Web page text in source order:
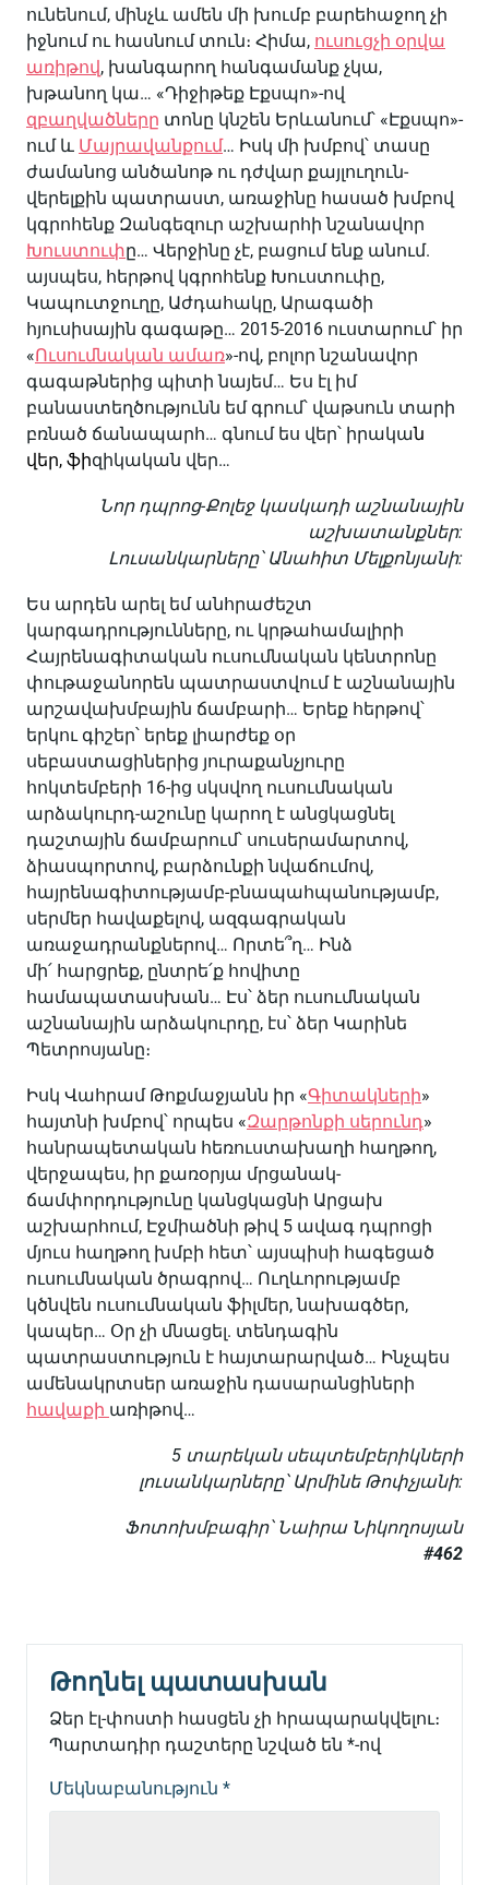
ունենում, մինչև ամեն մի խումբ բարեհաջող չի
իջնում ու հասնում տուն։ Հիմա, ուսուցչի օրվա
առիթով, խանգարող հանգամանք չկա,
խթանող կա… «Դիջիթեք Էքսպո»-ով
զբաղվածները տոնը կնշեն Երևանում՝ «Էքսպո»-
ում և Մայրավանքում… Իսկ մի խմբով՝ տասը
ժամանոց անծանոթ ու դժվար քայլուղուն-
վերելքին պատրաստ, առաջինը հասած խմբով
կգրոհենք Զանգեզուր աշխարհի նշանավոր
Խուստուփը… Վերջինը չէ, բացում ենք անում.
այսպես, հերթով կգրոհենք Խուստուփը,
Կապուտջուղը, Աժդահակը, Արագածի
հյուսիսային գագաթը… 2015-2016 ուստարում՝ իր
«Ուսումնական ամառ»-ով, բոլոր նշանավոր
գագաթներից պիտի նայեմ… Ես էլ իմ
բանաստեղծությունն եմ գրում՝ վաթսուն տարի
բռնած ճանապարհ… գնում ես վեր՝ իրական
վեր, ֆիզիկական վեր…
Նոր դպրոց-Քոլեջ կասկադի աշնանային
աշխատանքներ:
Լուսանկարները՝ Անահիտ Մելքոնյանի:
Ես արդեն արել եմ անհրաժեշտ
կարգադրությունները, ու կրթահամալիրի
Հայրենագիտական ուսումնական կենտրոնը
փութաջանորեն պատրաստվում է աշնանային
արշավախմբային ճամբարի… Երեք հերթով՝
երկու գիշեր՝ երեք լիարժեք օր
սեբաստացիներից յուրաքանչյուրը
հոկտեմբերի 16-ից սկսվող ուսումնական
արձակուրդ-աշունը կարող է անցկացնել
դաշտային ճամբարում՝ սուսերամարտով,
ձիասպորտով, բարձունքի նվաճումով,
հայրենագիտությամբ-բնապահպանությամբ,
սերմեր հավաքելով, ազգագրական
առաջադրանքներով… Որտե՞ղ… Ինձ
մի՛ հարցրեք, ընտրե՛ք հովիտը
համապատասխան… Էս՝ ձեր ուսումնական
աշնանային արձակուրդը, էս՝ ձեր Կարինե
Պետրոսյանը։
Իսկ Վահրամ Թոքմաջյանն իր «Գիտակների»
հայտնի խմբով՝ որպես «Զարթոնքի սերունդ»
հանրապետական հեռուստախաղի հաղթող,
վերջապես, իր քառօրյա մրցանակ-
ճամփորդությունը կանցկացնի Արցախ
աշխարհում, Էջմիածնի թիվ 5 ավագ դպրոցի
մյուս հաղթող խմբի հետ՝ այսպիսի հագեցած
ուսումնական ծրագրով… Ուղևորությամբ
կծնվեն ուսումնական ֆիլմեր, նախագծեր,
կապեր… Օր չի մնացել. տենդագին
պատրաստություն է հայտարարված… Ինչպես
ամենակրտսեր առաջին դասարանցիների
հավաքի առիթով…
5 տարեկան սեպտեմբերիկների
լուսանկարները՝ Արմինե Թոփչյանի:
Ֆոտոխմբագիր՝ Նաիրա Նիկողոսյան
#462
Թողնել պատասխան
Ձեր էլ-փոստի հասցեն չի հրապարակվելու։
Պարտադիր դաշտերը նշված են *-ով
Մեկնաբանություն *